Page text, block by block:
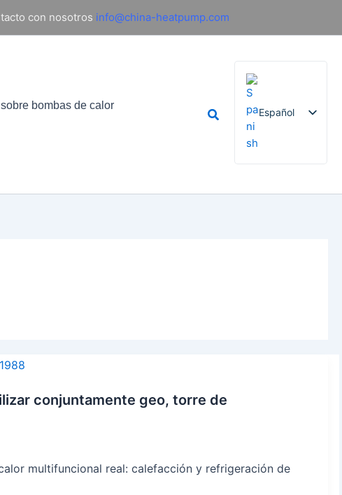
con nosotros info@china-heatpump.com
bombas de calor
Buscar Español
English
conjuntamente geo, torre de
multifuncional real: calefacción y refrigeración de